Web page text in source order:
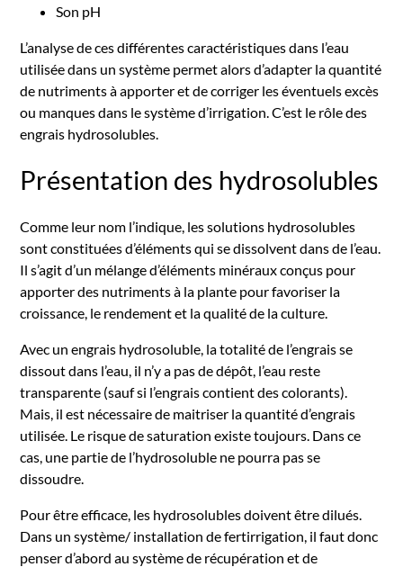
Son pH
L’analyse de ces différentes caractéristiques dans l’eau
utilisée dans un système permet alors d’adapter la quantité
de nutriments à apporter et de corriger les éventuels excès
ou manques dans le système d’irrigation. C’est le rôle des
engrais hydrosolubles.
Présentation des hydrosolubles
Comme leur nom l’indique, les solutions hydrosolubles
sont constituées d’éléments qui se dissolvent dans de l’eau.
Il s’agit d’un mélange d’éléments minéraux conçus pour
apporter des nutriments à la plante pour favoriser la
croissance, le rendement et la qualité de la culture.
Avec un engrais hydrosoluble, la totalité de l’engrais se
dissout dans l’eau, il n’y a pas de dépôt, l’eau reste
transparente (sauf si l’engrais contient des colorants).
Mais, il est nécessaire de maitriser la quantité d’engrais
utilisée. Le risque de saturation existe toujours. Dans ce
cas, une partie de l’hydrosoluble ne pourra pas se
dissoudre.
Pour être efficace, les hydrosolubles doivent être dilués.
Dans un système/ installation de fertirrigation, il faut donc
penser d’abord au système de récupération et de